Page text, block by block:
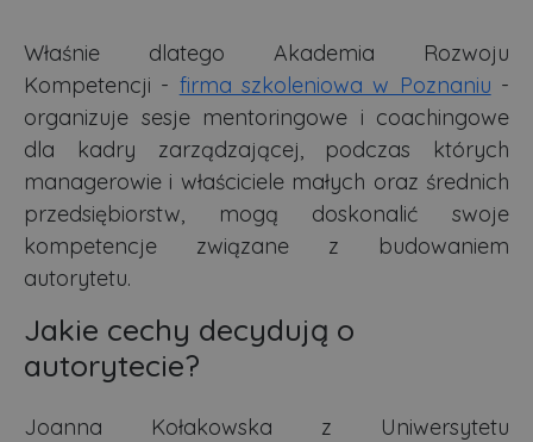
Właśnie dlatego Akademia Rozwoju
Kompetencji - firma szkoleniowa w Poznaniu -
organizuje sesje mentoringowe i coachingowe
dla kadry zarządzającej, podczas których
managerowie i właściciele małych oraz średnich
przedsiębiorstw, mogą doskonalić swoje
kompetencje związane z budowaniem
autorytetu.
Jakie cechy decydują o
autorytecie?
Joanna Kołakowska z Uniwersytetu